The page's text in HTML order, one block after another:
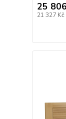
25
21 327 Kč